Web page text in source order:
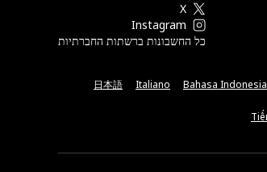
X
Instagram
כל החשבונות ברשתות החברתיות
Bahasa Indonesia
Italiano
日本語